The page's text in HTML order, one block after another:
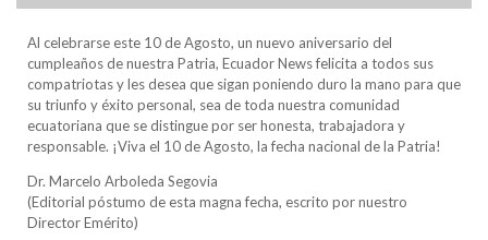
Al celebrarse este 10 de Agosto, un nuevo aniversario del
cumpleaños de nuestra Patria, Ecuador News felicita a todos sus
compatriotas y les desea que sigan poniendo duro la mano para que
su triunfo y éxito personal, sea de toda nuestra comunidad
ecuatoriana que se distingue por ser honesta, trabajadora y
responsable. ¡Viva el 10 de Agosto, la fecha nacional de la Patria!
Dr. Marcelo Arboleda Segovia
(Editorial póstumo de esta magna fecha, escrito por nuestro
Director Emérito)